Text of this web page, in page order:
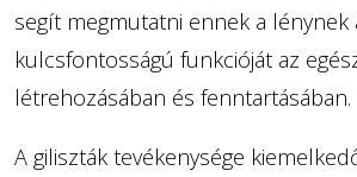
segít megmutatni ennek a lénynek
kulcsfontosságú funkcióját az
létrehozásában és fenntartásában.
A giliszták tevékenysége